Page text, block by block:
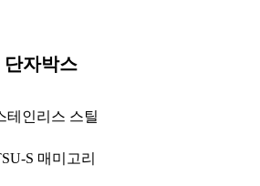
자박스
테인리스 스틸
S 매미고리